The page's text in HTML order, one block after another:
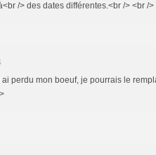
/> des dates différentes.<br /> <br />
perdu mon boeuf, je pourrais le